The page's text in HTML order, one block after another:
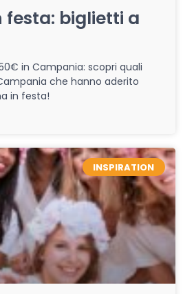
festa: biglietti a
in Campania: scopri quali
che hanno aderito
in festa!
INSPIRATION